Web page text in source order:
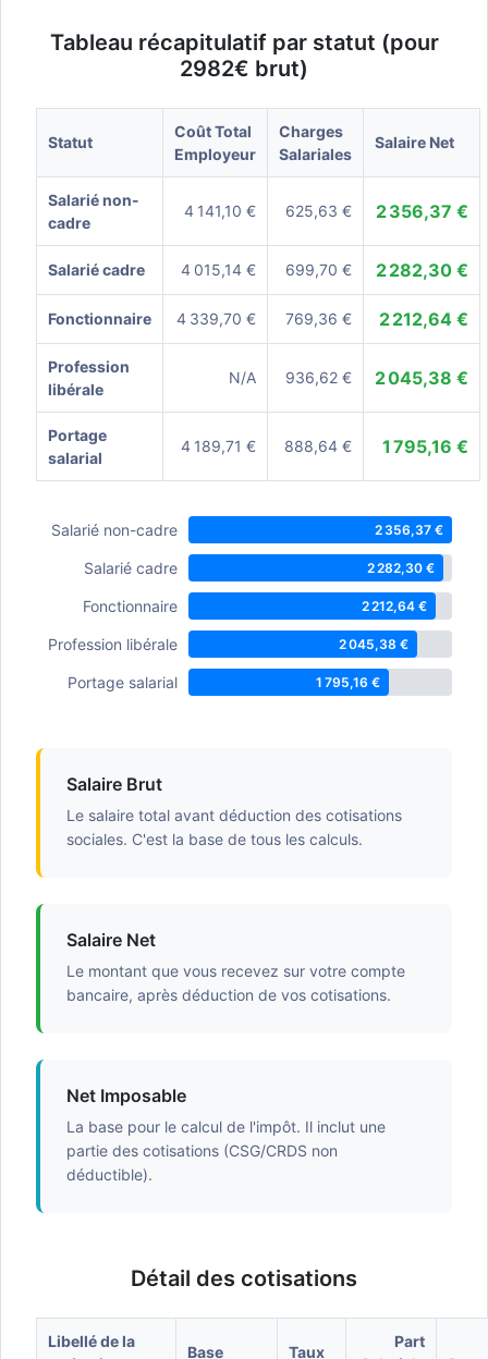
Tableau récapitulatif par statut (pour
2982€ brut)
Statut
Coût Total
Employeur
Charges
Salariales
Salaire Net
Salarié non-
cadre
4 141,10 € 625,63 € 2 356,37 €
Salarié cadre 4 015,14 € 699,70 € 2 282,30 €
Fonctionnaire 4 339,70 € 769,36 € 2 212,64 €
Profession
libérale
N/A 936,62 € 2 045,38 €
Portage
salarial
4 189,71 € 888,64 € 1 795,16 €
Salarié non-cadre 2 356,37 €
Salarié cadre 2 282,30 €
Fonctionnaire 2 212,64 €
Profession libérale 2 045,38 €
Portage salarial 1 795,16 €
Salaire Brut
Le salaire total avant déduction des cotisations
sociales. C'est la base de tous les calculs.
Salaire Net
Le montant que vous recevez sur votre compte
bancaire, après déduction de vos cotisations.
Net Imposable
La base pour le calcul de l'impôt. Il inclut une
partie des cotisations (CSG/CRDS non
déductible).
Détail des cotisations
Libellé de la
Base Taux
Part